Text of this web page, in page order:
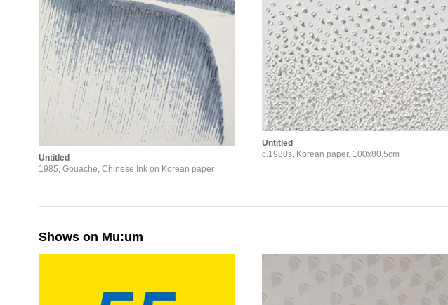
1959년 제8회 대한민국미술전람회 문교부 장관상
1958년 제7회 대한민국미술전람회 문교부 장관상
개인전
2021 권영우, 국제갤러리, 서울
2017 권영우 - Various Whites, 국제갤러리, 서울
2016 블럼 앤 포, 뉴욕, 미국
2015 국제갤러리, 서울
2014 《권영우 1주기 추모전》, 갤러리 엠, 서울
2007 권영우-종이에 담은 삶, 서울시립미술관, 서울
2015 권영우 개인전, 국제갤러리, 서울
2004 수가화랑, 부산
2004 광주광역시 문화예술상 수상기념 초대전(재9회 허백련미술상), 광주
2002 가나아트센터, 서울
1993 월드화랑, 부산
1990 호암갤러리, 서울
1987 아트코아화랑, 로스엔젤레스, 미국
1986 현대화랑, 서울
Untitled
1985, Gouache, Chinese Ink on Korean paper
Untitled
c.1980s, Korean paper, 100x80.5cm
Shows on Mu:um